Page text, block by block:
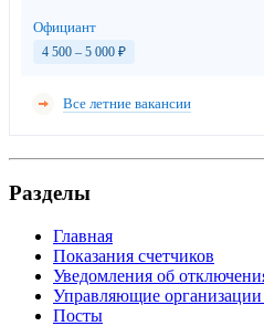
Официант
4 500 – 5 000 ₽
Все летние вакансии
Разделы
Главная
Показания счетчиков
Уведомления об
Управляющие организации
Посты